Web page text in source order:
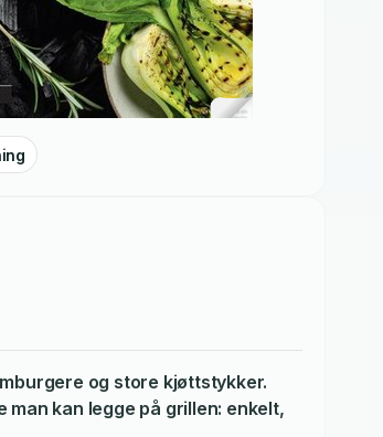
og store kjøttstykker.
kan legge på grillen: enkelt,